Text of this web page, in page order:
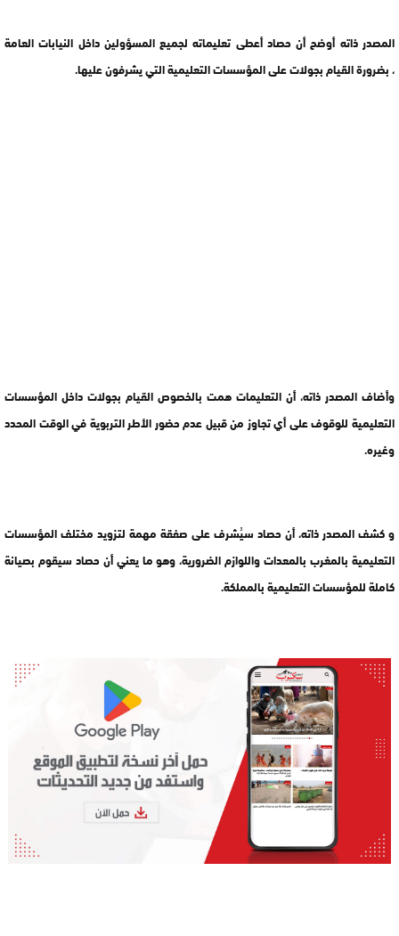
المصدر ذاته أوضح أن حصاد أعطى تعليماته لجميع المسؤولين داخل النيابات العامة
، بضرورة القيام بجولات على المؤسسات التعليمية التي يشرفون عليها.
وأضاف المصدر ذاته، أن التعليمات همت بالخصوص القيام بجولات داخل المؤسسات
التعليمية للوقوف على أي تجاوز من قبيل عدم حضور الأطر التربوية في الوقت المحدد
وغيره.
و كشف المصدر ذاته، أن حصاد سيُشرف على صفقة مهمة لتزويد مختلف المؤسسات
التعليمية بالمغرب بالمعدات واللوازم الضرورية، وهو ما يعني أن حصاد سيقوم بصيانة
كاملة للمؤسسات التعليمية بالمملكة.